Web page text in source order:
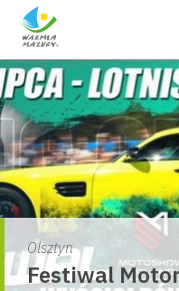
Skip
Olsztyn
Festiwal